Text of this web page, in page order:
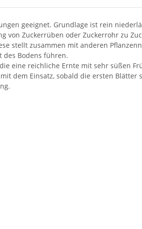
geeignet. Grundlage ist rein
von Zuckerrüben oder Zuckerrohr zu
stellt zusammen mit anderen
des Bodens führen.
eine reichliche Ernte mit sehr süßen
dem Einsatz, sobald die ersten